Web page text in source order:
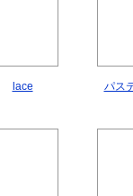
lace パス